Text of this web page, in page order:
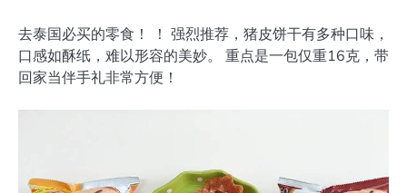
去泰国必买的零食！ ！ 强烈推荐，猪皮饼干有多种口味，
口感如酥纸，难以形容的美妙。 重点是一包仅重16克，带
回家当伴手礼非常方便！